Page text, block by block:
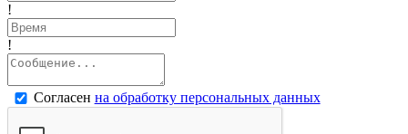
!
!
Согласен на обработку персональных данных